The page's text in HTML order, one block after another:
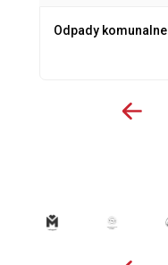
Odpady komunalne